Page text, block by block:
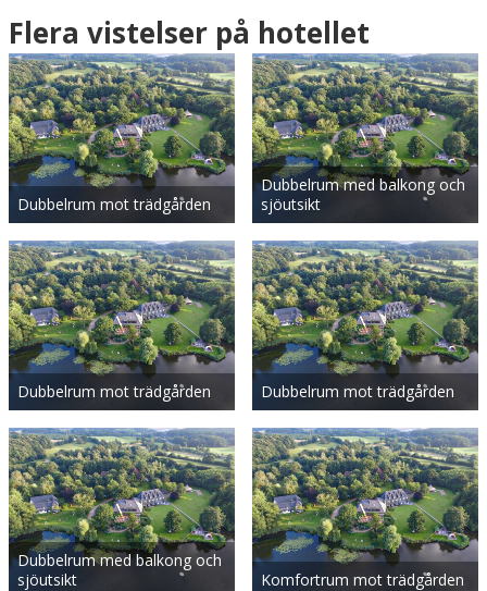
Flera vistelser på hotellet
Dubbelrum mot trädgården
Dubbelrum med balkong och
sjöutsikt
Dubbelrum mot trädgården Dubbelrum mot trädgården
Dubbelrum med balkong och
sjöutsikt
Komfortrum mot trädgården